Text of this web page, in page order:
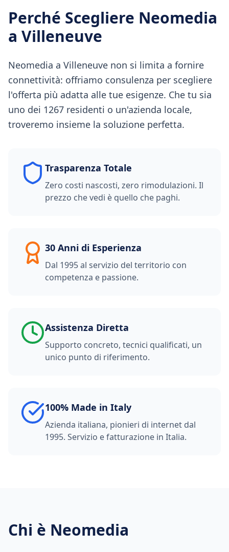
Perché Scegliere Neomedia
a Villeneuve
Neomedia a Villeneuve non si limita a fornire
connettività: offriamo consulenza per scegliere
l'offerta più adatta alle tue esigenze. Che tu sia
uno dei 1267 residenti o un'azienda locale,
troveremo insieme la soluzione perfetta.
Trasparenza Totale
Zero costi nascosti, zero rimodulazioni. Il
prezzo che vedi è quello che paghi.
30 Anni di Esperienza
Dal 1995 al servizio del territorio con
competenza e passione.
Assistenza Diretta
Supporto concreto, tecnici qualificati, un
unico punto di riferimento.
100% Made in Italy
Azienda italiana, pionieri di internet dal
1995. Servizio e fatturazione in Italia.
Chi è Neomedia